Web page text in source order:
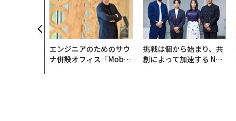
エンジニアのためのサウ
ナ併設オフィス「Mobiu
挑戦は個から始まり、共
創によって加速する NOR